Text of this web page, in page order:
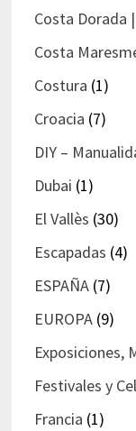
Costa Dorada
Costa
Costura (1)
Croacia (7)
DIY –
Dubai (1)
El Vallès (30)
Escapadas (4)
ESPAÑA(7)
EUROPA(9)
Exposiciones,
Festivales y
Francia (1)